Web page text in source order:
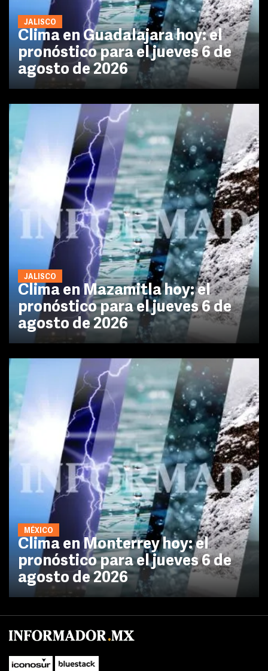
JALISCO
Clima en Guadalajara hoy: el
pronóstico para el jueves 6 de
agosto de 2026
JALISCO
Clima en Mazamitla hoy: el
pronóstico para el jueves 6 de
agosto de 2026
MÉXICO
Clima en Monterrey hoy: el
pronóstico para el jueves 6 de
agosto de 2026